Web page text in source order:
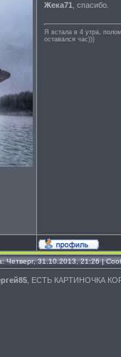
Жека71 , спасибо.
Я встала в 4 утра,
оставался час)))
Четверг, 31.10.2013, 21:26 |
, ЕСТЬ КАРТИНОЧКА